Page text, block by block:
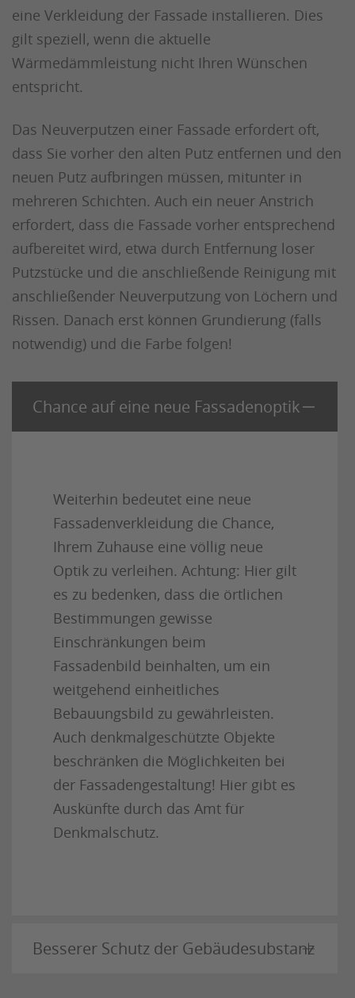
eine Verkleidung der Fassade installieren. Dies
gilt speziell, wenn die aktuelle
Wärmedämmleistung nicht Ihren Wünschen
entspricht.
Das Neuverputzen einer Fassade erfordert oft,
dass Sie vorher den alten Putz entfernen und den
neuen Putz aufbringen müssen, mitunter in
mehreren Schichten. Auch ein neuer Anstrich
erfordert, dass die Fassade vorher entsprechend
aufbereitet wird, etwa durch Entfernung loser
Putzstücke und die anschließende Reinigung mit
anschließender Neuverputzung von Löchern und
Rissen. Danach erst können Grundierung (falls
notwendig) und die Farbe folgen!
Chance auf eine neue Fassadenoptik
Weiterhin bedeutet eine neue
Fassadenverkleidung die Chance,
Ihrem Zuhause eine völlig neue
Optik zu verleihen. Achtung: Hier gilt
es zu bedenken, dass die örtlichen
Bestimmungen gewisse
Einschränkungen beim
Fassadenbild beinhalten, um ein
weitgehend einheitliches
Bebauungsbild zu gewährleisten.
Auch denkmalgeschützte Objekte
beschränken die Möglichkeiten bei
der Fassadengestaltung! Hier gibt es
Auskünfte durch das Amt für
Denkmalschutz.
Besserer Schutz der Gebäudesubstanz